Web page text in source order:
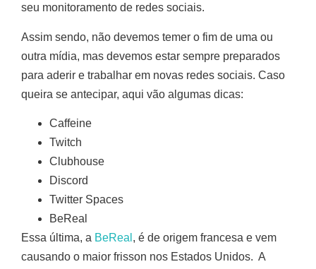
seu monitoramento de redes sociais.
Assim sendo, não devemos temer o fim de uma ou
outra mídia, mas devemos estar sempre preparados
para aderir e trabalhar em novas redes sociais. Caso
queira se antecipar, aqui vão algumas dicas:
Caffeine
Twitch
Clubhouse
Discord
Twitter Spaces
BeReal
Essa última, a BeReal , é de origem francesa e vem
causando o maior frisson nos Estados Unidos. A